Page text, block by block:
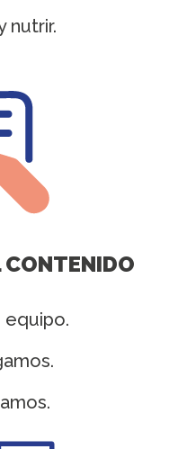
nutrir.
CONTENIDO
equipo.